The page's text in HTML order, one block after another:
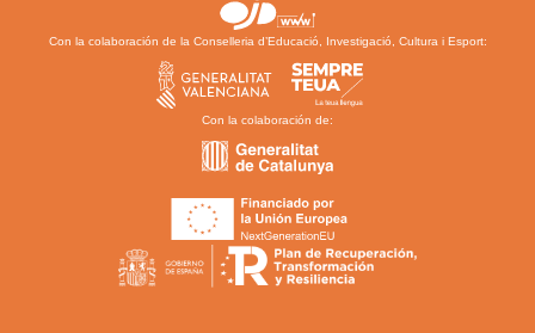
Con la colaboración de la Conselleria d’Educació, Investigació, Cultura i Esport:
Con la colaboración de: